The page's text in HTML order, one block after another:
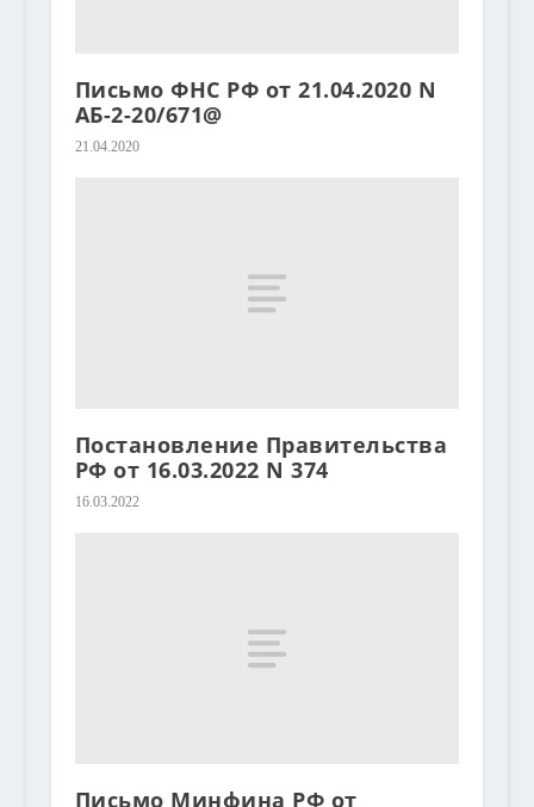
Письмо ФНС РФ от 21.04.2020 N
АБ-2-20/671@
21.04.2020
Постановление Правительства
РФ от 16.03.2022 N 374
16.03.2022
Письмо Минфина РФ от